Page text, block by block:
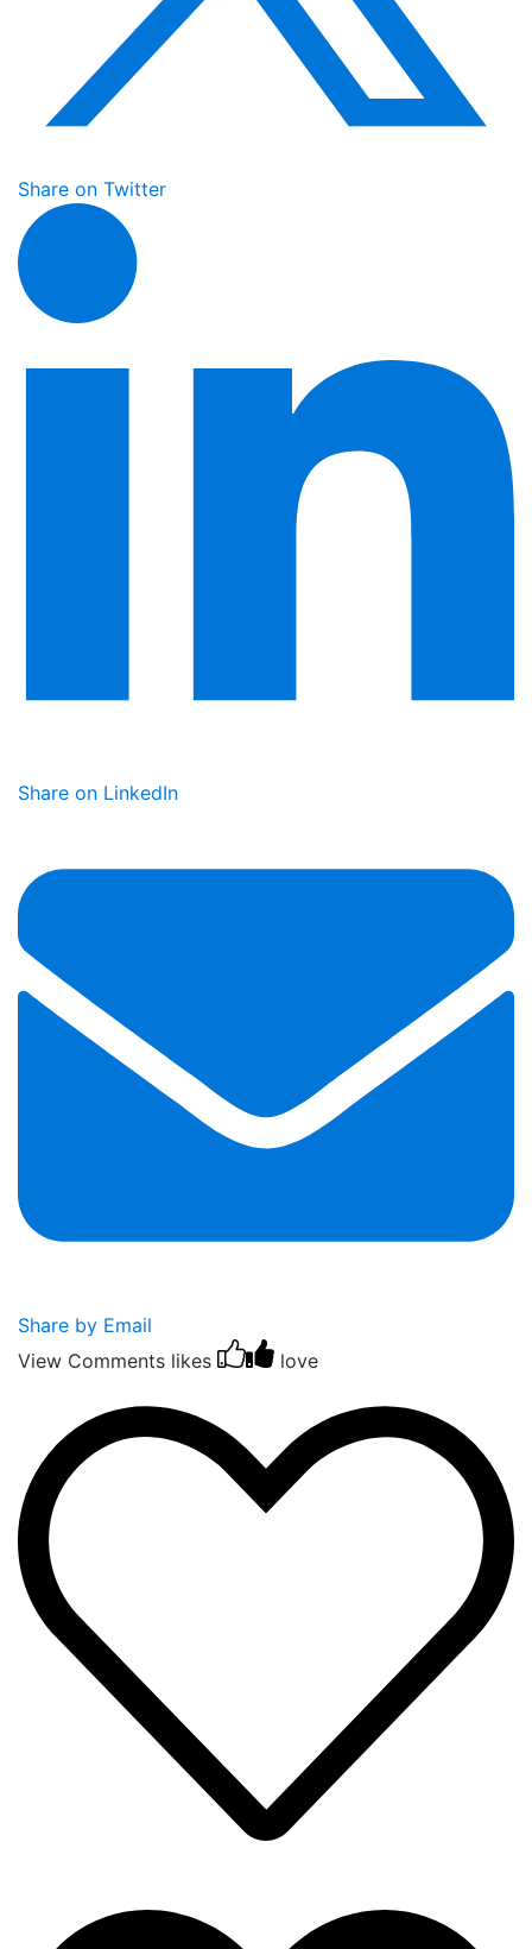
Share on Twitter
Share on LinkedIn
Share by Email
View Comments likes love